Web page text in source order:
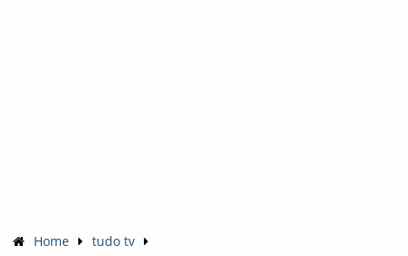
Home tudo tv